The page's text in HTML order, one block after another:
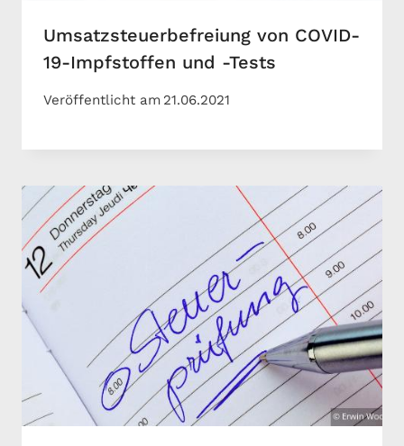
Umsatzsteuerbefreiung von COVID-
19-Impfstoffen und -Tests
Veröffentlicht am 21.06.2021